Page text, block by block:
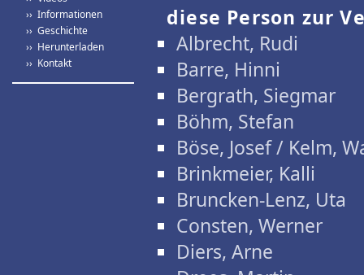
›› Informationen
›› Geschichte
›› Herunterladen
›› Kontakt
diese Person zur
Albrecht, Rudi
Barre, Hinni
Bergrath, Siegmar
Böhm, Stefan
Böse, Josef / Kelm,
Brinkmeier, Kalli
Bruncken-Lenz, Uta
Consten, Werner
Diers, Arne